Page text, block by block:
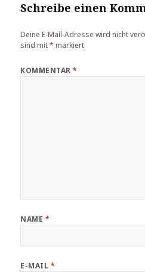
Schreibe einen
Deine E-Mail-Adresse wird nicht
sind mit* markiert
KOMMENTAR*
NAME *
E-MAIL *